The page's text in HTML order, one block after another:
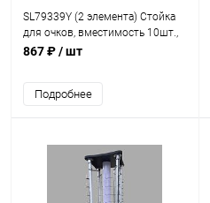
SL79339Y (2 элемента) Стойка
для очков, вместимость 10шт.,
H=560мм, W=200мм
867 ₽/ шт
Подробнее